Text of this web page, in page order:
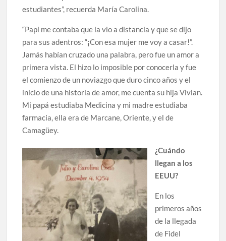
estudiantes”, recuerda María Carolina.
“Papi me contaba que la vio a distancia y que se dijo
para sus adentros: “¡Con esa mujer me voy a casar!”.
Jamás habían cruzado una palabra, pero fue un amor a
primera vista. El hizo lo imposible por conocerla y fue
el comienzo de un noviazgo que duro cinco años y el
inicio de una historia de amor, me cuenta su hija Vivian.
Mi papá estudiaba Medicina y mi madre estudiaba
farmacia, ella era de Marcane, Oriente, y el de
Camagüey.
¿Cuándo
llegan a los
EEUU?
En los
primeros años
de la llegada
de Fidel